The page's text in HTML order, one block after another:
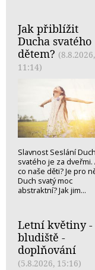
Jak přiblížit
Ducha svatého
dětem? (8.8.2026,
11:14)
Slavnost Seslání
svatého je za dveřmi.
co naše děti? Je pro
Duch svatý moc
abstraktní? Jak jim...
Letní květiny -
bludiště -
doplňování
(5.8.2026, 15:16)